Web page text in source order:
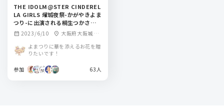
THE IDOLM@STER CINDEREL
LA GIRLS 燿城夜祭-かがやきよま
つり-に出演される桐生つかさちゃ
ん、河瀬茉希さんにお花を贈りま
せんか？
calendar_month 2023/6/10 location_on 大阪府大阪城ホ
よまつりに華を添えるお花を贈
りたいです！
参加 63人